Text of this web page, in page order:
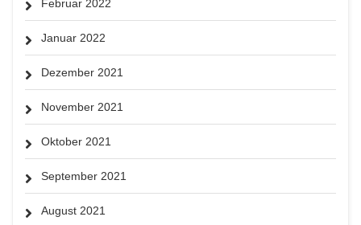
Februar 2022
Januar 2022
Dezember 2021
November 2021
Oktober 2021
September 2021
August 2021